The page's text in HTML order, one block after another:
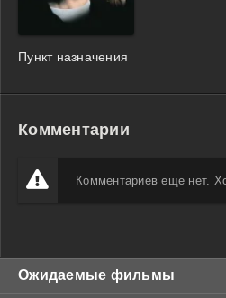
Пункт назначения
Комментарии
Комментариев еще нет.
Ожидаемые фильмы